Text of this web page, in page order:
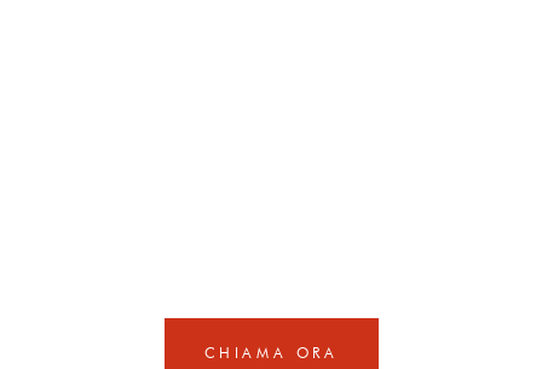
CHIAMA ORA